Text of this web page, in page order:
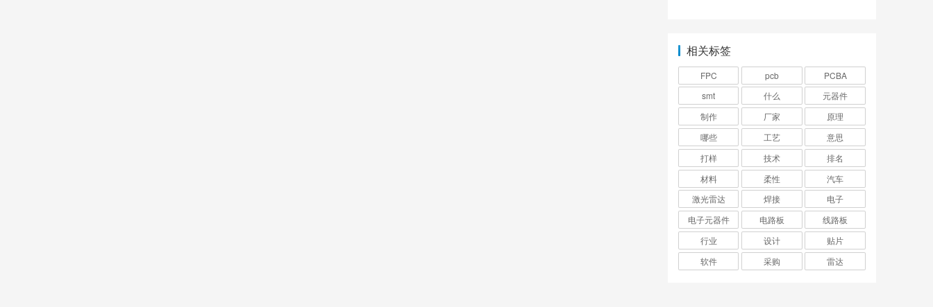
相关标签
FPC pcb
PCBA
smt
什么
元器件
制作
厂家
原理
哪些
工艺
意思
打样
技术
排名
材料
柔性
汽车
激光雷达
焊接
电子
电子元器件
电路板
线路板
行业
设计
贴片
软件
采购 雷达